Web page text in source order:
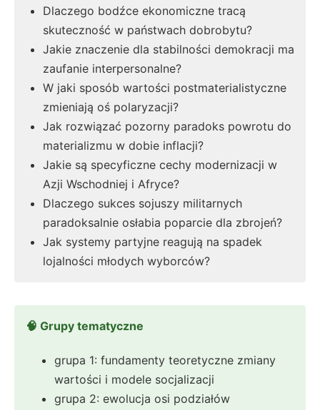
Dlaczego bodźce ekonomiczne tracą
skuteczność w państwach dobrobytu?
Jakie znaczenie dla stabilności demokracji ma
zaufanie interpersonalne?
W jaki sposób wartości postmaterialistyczne
zmieniają oś polaryzacji?
Jak rozwiązać pozorny paradoks powrotu do
materializmu w dobie inflacji?
Jakie są specyficzne cechy modernizacji w
Azji Wschodniej i Afryce?
Dlaczego sukces sojuszy militarnych
paradoksalnie osłabia poparcie dla zbrojeń?
Jak systemy partyjne reagują na spadek
lojalności młodych wyborców?
🧠 Grupy tematyczne
grupa 1: fundamenty teoretyczne zmiany
wartości i modele socjalizacji
grupa 2: ewolucja osi podziałów